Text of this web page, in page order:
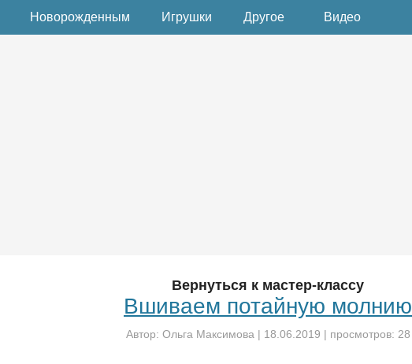
Новорожденным Игрушки Другое Видео
Вернуться к мастер-классу
Вшиваем потайную молнию
Автор: Ольга Максимова | 18.06.2019 | просмотров: 28